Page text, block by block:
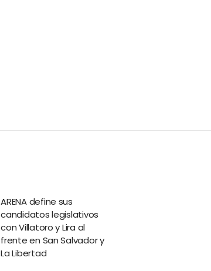
ARENA define sus
candidatos legislativos
con Villatoro y Lira al
frente en San Salvador y
La Libertad